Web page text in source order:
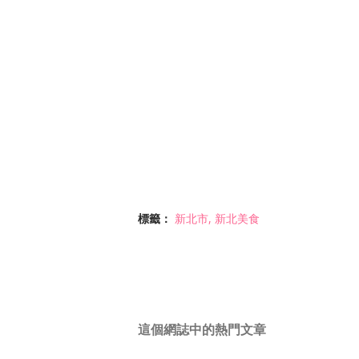
標籤： 新北市 新北美食
這個網誌中的熱門文章